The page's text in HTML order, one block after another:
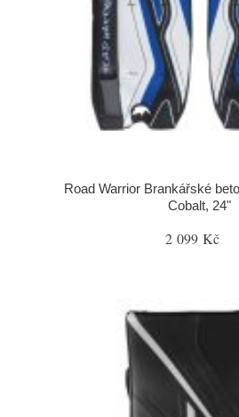
Road Warrior Brankářské
Cobalt, 24"
2 099 Kč